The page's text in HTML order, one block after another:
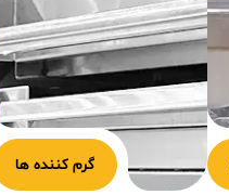
گرم کننده ها